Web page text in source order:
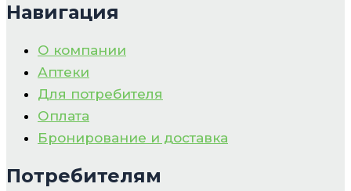
Навигация
О компании
Аптеки
Для потребителя
Оплата
Бронирование и доставка
Потребителям